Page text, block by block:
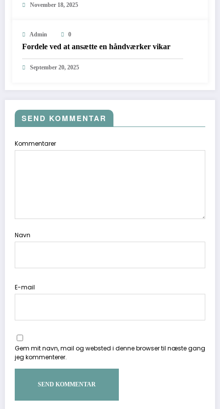
November 18, 2025
Admin 0
Fordele ved at ansætte en håndværker vikar
September 20, 2025
SEND KOMMENTAR
Kommentarer
Navn
E-mail
Gem mit navn, mail og websted i denne browser til næste gang
jeg kommenterer.